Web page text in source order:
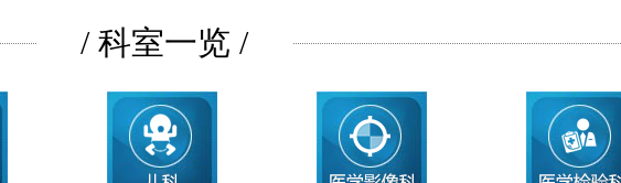
/ 科室一览 /